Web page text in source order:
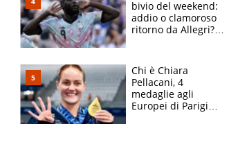
bivio del weekend:
addio o clamoroso
ritorno da Allegri?
Chi è Chiara
Pellacani, 4
medaglie agli
Europei di Parigi